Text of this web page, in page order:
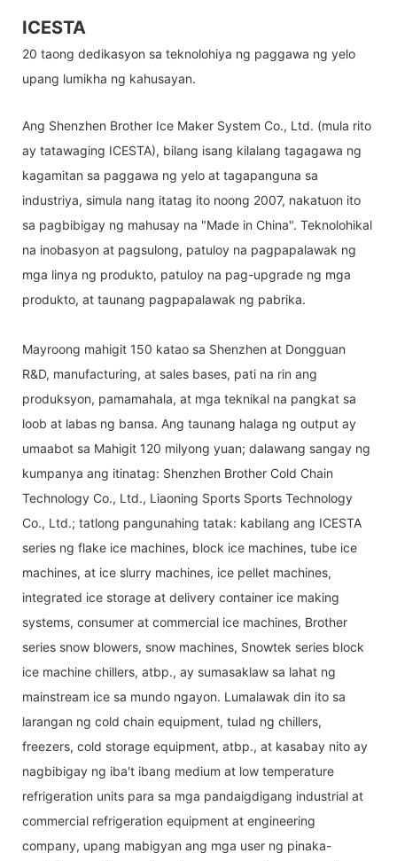
ICESTA
20 taong dedikasyon sa teknolohiya ng paggawa ng yelo
upang lumikha ng kahusayan.
Ang Shenzhen Brother Ice Maker System Co., Ltd. (mula rito
ay tatawaging ICESTA), bilang isang kilalang tagagawa ng
kagamitan sa paggawa ng yelo at tagapanguna sa
industriya, simula nang itatag ito noong 2007, nakatuon ito
sa pagbibigay ng mahusay na "Made in China". Teknolohikal
na inobasyon at pagsulong, patuloy na pagpapalawak ng
mga linya ng produkto, patuloy na pag-upgrade ng mga
produkto, at taunang pagpapalawak ng pabrika.
Mayroong mahigit 150 katao sa Shenzhen at Dongguan
R&D, manufacturing, at sales bases, pati na rin ang
produksyon, pamamahala, at mga teknikal na pangkat sa
loob at labas ng bansa. Ang taunang halaga ng output ay
umaabot sa Mahigit 120 milyong yuan; dalawang sangay ng
kumpanya ang itinatag: Shenzhen Brother Cold Chain
Technology Co., Ltd., Liaoning Sports Sports Technology
Co., Ltd.; tatlong pangunahing tatak: kabilang ang ICESTA
series ng flake ice machines, block ice machines, tube ice
machines, at ice slurry machines, ice pellet machines,
integrated ice storage at delivery container ice making
systems, consumer at commercial ice machines, Brother
series snow blowers, snow machines, Snowtek series block
ice machine chillers, atbp., ay sumasaklaw sa lahat ng
mainstream ice sa mundo ngayon. Lumalawak din ito sa
larangan ng cold chain equipment, tulad ng chillers,
freezers, cold storage equipment, atbp., at kasabay nito ay
nagbibigay ng iba't ibang medium at low temperature
refrigeration units para sa mga pandaigdigang industrial at
commercial refrigeration equipment at engineering
company, upang mabigyan ang mga user ng pinaka-